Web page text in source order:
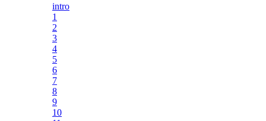
intro
1
2
3
4
5
6
7
8
9
10